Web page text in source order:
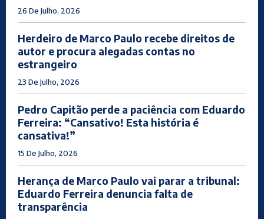
26 De Julho, 2026
Herdeiro de Marco Paulo recebe direitos de
autor e procura alegadas contas no
estrangeiro
23 De Julho, 2026
Pedro Capitão perde a paciência com Eduardo
Ferreira: “Cansativo! Esta história é
cansativa!”
15 De Julho, 2026
Herança de Marco Paulo vai parar a tribunal:
Eduardo Ferreira denuncia falta de
transparência